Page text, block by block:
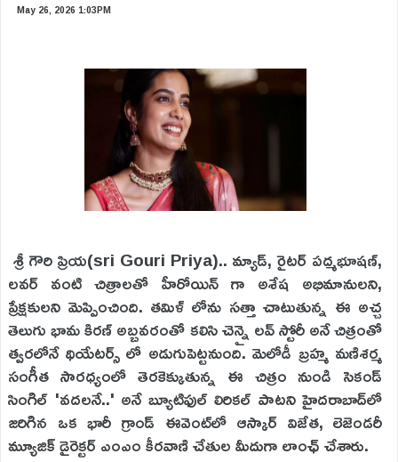
May 26, 2026 1:03PM
శ్రీ గౌరి ప్రియ(sri Gouri Priya).. మ్యాడ్, రైటర్ పద్మభూషణ్,
లవర్ వంటి చిత్రాలతో హీరోయిన్ గా అశేష అభిమానులని,
ప్రేక్షకులని మెప్పించింది. తమిళ్ లోను సత్తా చాటుతున్న ఈ అచ్చ
తెలుగు భామ కిరణ్ అబ్బవరంతో కలిసి చెన్నై లవ్ స్టోరీ అనే చిత్రంతో
త్వరలోనే థియేటర్స్ లో అడుగుపెట్టనుంది. మెలోడీ బ్రహ్మ మణిశర్మ
సంగీత సారధ్యంలో తెరకెక్కుతున్న ఈ చిత్రం నుండి సెకండ్
సింగిల్ 'వదలనే..' అనే బ్యూటిఫుల్ లిరికల్ పాటని హైదరాబాద్‌లో
జరిగిన ఒక భారీ గ్రాండ్ ఈవెంట్‌లో ఆస్కార్ విజేత, లెజెండరీ
మ్యూజిక్ డైరెక్టర్ ఎంఎం కీరవాణి చేతుల మీదుగా లాంఛ్ చేశారు.